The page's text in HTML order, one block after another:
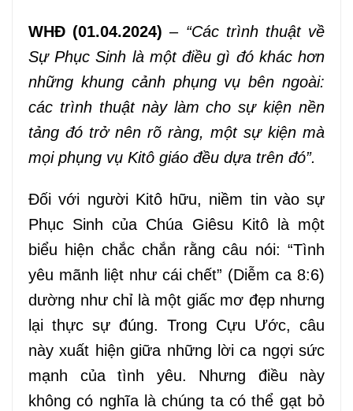
WHĐ (01.04.2024) – “Các trình thuật về
Sự Phục Sinh là một điều gì đó khác hơn
những khung cảnh phụng vụ bên ngoài:
các trình thuật này làm cho sự kiện nền
tảng đó trở nên rõ ràng, một sự kiện mà
mọi phụng vụ Kitô giáo đều dựa trên đó”.
Đối với người Kitô hữu, niềm tin vào sự
Phục Sinh của Chúa Giêsu Kitô là một
biểu hiện chắc chắn rằng câu nói: “Tình
yêu mãnh liệt như cái chết” (Diễm ca 8:6)
dường như chỉ là một giấc mơ đẹp nhưng
lại thực sự đúng. Trong Cựu Ước, câu
này xuất hiện giữa những lời ca ngợi sức
mạnh của tình yêu. Nhưng điều này
không có nghĩa là chúng ta có thể gạt bỏ